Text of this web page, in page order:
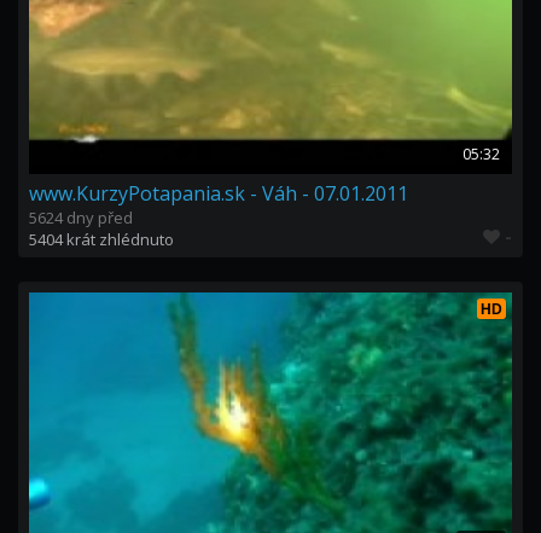
05:32
www.KurzyPotapania.sk - Váh - 07.01.2011
5624 dny před
5404 krát zhlédnuto
-
HD